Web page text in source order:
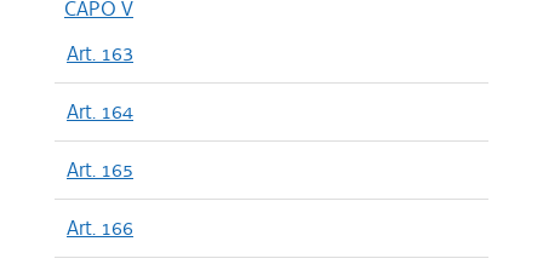
CAPO V
Art. 163
Art. 164
Art. 165
Art. 166